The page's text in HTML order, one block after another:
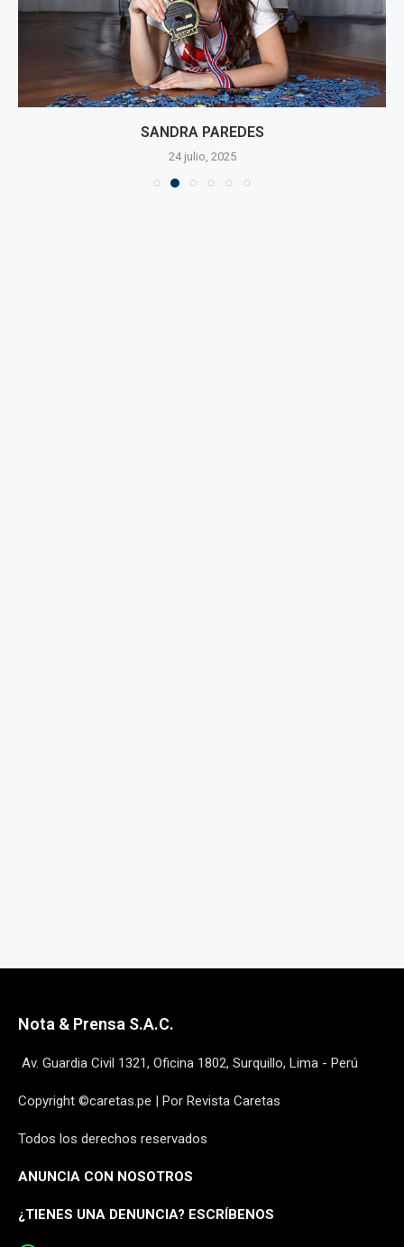
SANDRA PAREDES
24 julio, 2025
Nota & Prensa S.A.C.
Av. Guardia Civil 1321, Oficina 1802, Surquillo, Lima - Perú
Copyright ©caretas.pe | Por Revista Caretas
Todos los derechos reservados
ANUNCIA CON NOSOTROS
¿TIENES UNA DENUNCIA? ESCRÍBENOS